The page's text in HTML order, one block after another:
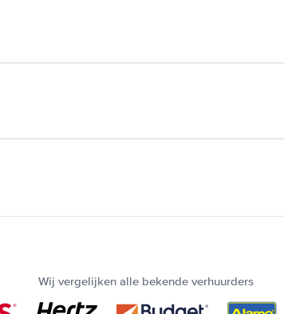
Wij vergelijken alle bekende verhuurders